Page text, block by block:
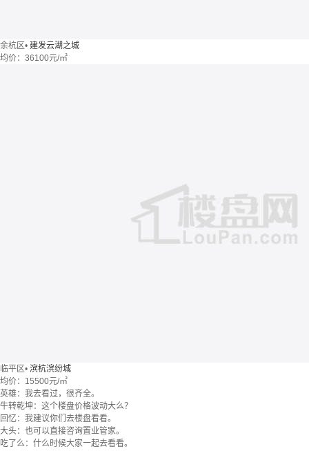
余杭区• 建发云湖之城
均价： 36100元/㎡
临平区• 滨杭滨纷城
均价： 15500元/㎡
英雄：我去看过，很齐全。
牛转乾坤：这个楼盘价格波动大么？
回忆：我建议你们去楼盘看看。
大头：也可以直接咨询置业管家。
吃了么：什么时候大家一起去看看。